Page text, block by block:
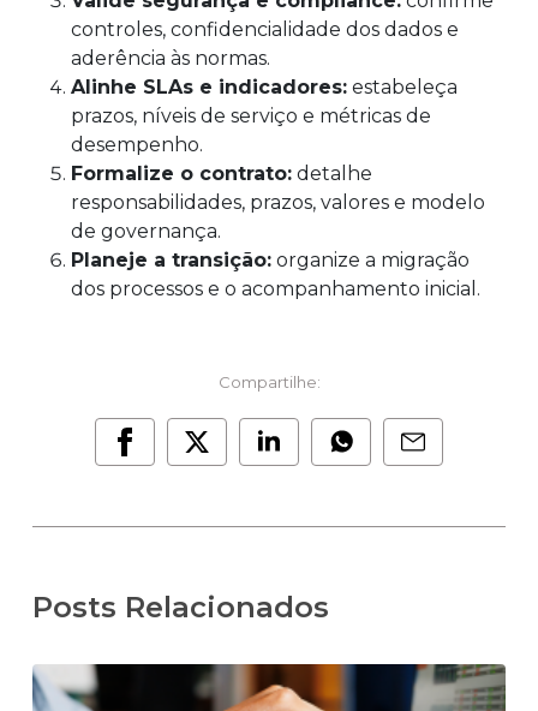
controles, confidencialidade dos dados e
aderência às normas.
Alinhe SLAs e indicadores: estabeleça
prazos, níveis de serviço e métricas de
desempenho.
Formalize o contrato: detalhe
responsabilidades, prazos, valores e modelo
de governança.
Planeje a transição: organize a migração
dos processos e o acompanhamento inicial.
Compartilhe:
Posts Relacionados